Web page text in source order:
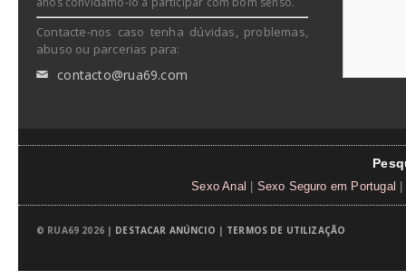
Contacte-nos caso tenha dúvidas, problemas,
abuso ou parcerias para:
✉ contacto@rua69.com
Sexo Anal Sexo Seguro em Portugal
© RUA69 2026 | DESTACAR ANÚNCIO | TERMOS DE UTILIZAÇÃO